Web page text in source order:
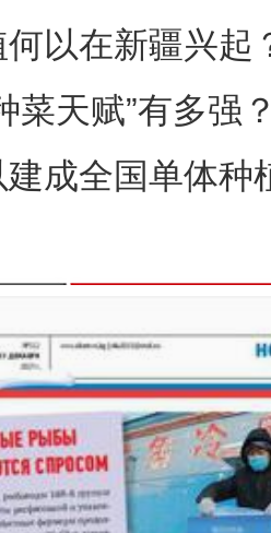
何以在新疆兴起
菜天赋”有多强
建成全国单体种